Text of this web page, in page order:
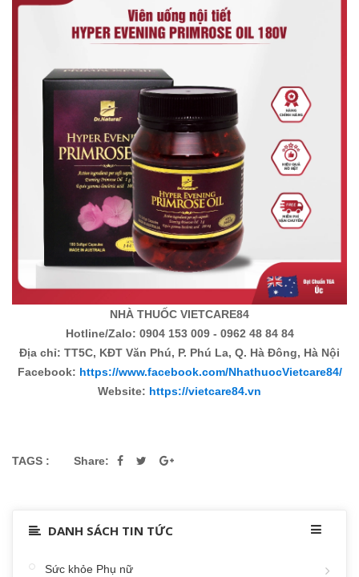
NHÀ THUỐC VIETCARE84
Hotline/Zalo: 0904 153 009 - 0962 48 84 84
Địa chỉ: TT5C, KĐT Văn Phú, P. Phú La, Q. Hà Đông, Hà Nội
Facebook: https://www.facebook.com/NhathuocVietcare84/
Website: https://vietcare84.vn
TAGS : Share:
DANH SÁCH TIN TỨC
Sức khỏe Phụ nữ